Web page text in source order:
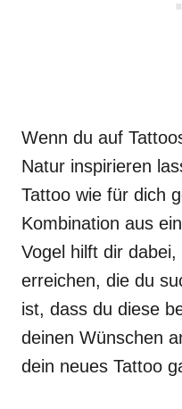
Wenn du auf
Natur inspirieren
Tattoo wie für dich
Kombination aus
Vogel hilft dir
erreichen, die du
ist, dass du diese
deinen Wünschen
dein neues Tattoo